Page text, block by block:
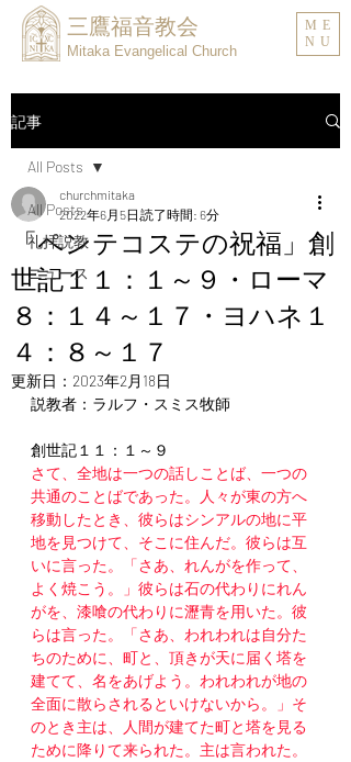
三鷹福音教会
Mitaka Evangelical Church
ME
NU
記事
All Posts
礼拝説教
ニュース
All Posts
「ペンテコステの祝福」創
世記１１：１～９・ローマ
８：１４～１７・ヨハネ１
４：８～１７
churchmitaka
2022年6月5日 読了時間: 6分
更新日： 2023年2月18日
説教者：ラルフ・スミス牧師
創世記１１：１～９
さて、全地は一つの話しことば、一つの
共通のことばであった。人々が東の方へ
移動したとき、彼らはシンアルの地に平
地を見つけて、そこに住んだ。彼らは互
いに言った。「さあ、れんがを作って、
よく焼こう。」彼らは石の代わりにれん
がを、漆喰の代わりに瀝青を用いた。彼
らは言った。「さあ、われわれは自分た
ちのために、町と、頂きが天に届く塔を
建てて、名をあげよう。われわれが地の
全面に散らされるといけないから。」そ
のとき主は、人間が建てた町と塔を見る
ために降りて来られた。主は言われた。